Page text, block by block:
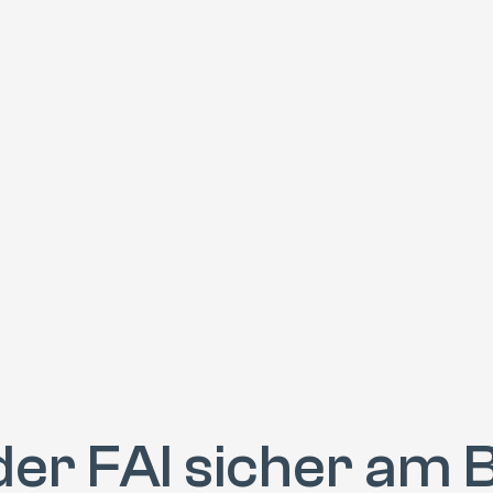
FAI sicher am